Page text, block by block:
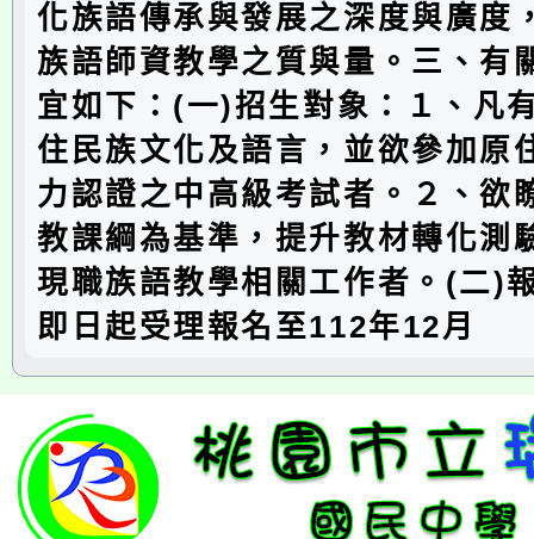
化族語傳承與發展之深度與廣度
族語師資教學之質與量。三、有
宜如下：(一)招生對象：１、凡
住民族文化及語言，並欲參加原
力認證之中高級考試者。２、欲
教課綱為基準，提升教材轉化測
現職族語教學相關工作者。(二)
即日起受理報名至112年12月